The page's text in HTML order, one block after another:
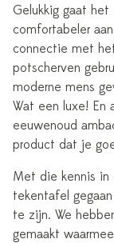
Gelukkig gaat
comfortabeler
connectie met
potscherven
moderne mens
Wat een luxe! En
eeuwenoud
product dat je
Met die kennis in
tekentafel
te zijn. We
gemaakt